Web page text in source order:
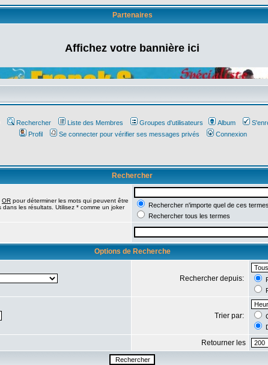
Partenaires
Affichez votre bannière ici
Rechercher Liste des Membres Groupes d'utilisateurs Album
Profil
Se connecter pour vérifier ses messages privés Connexion
Rechercher
OR pour déterminer les mots qui peuvent être
les résultats. Utilisez * comme un joker
Rechercher n'importe quel de ces termes
Rechercher tous les termes
Options de Recherche
Rechercher depuis:
Trier par:
Retourner les